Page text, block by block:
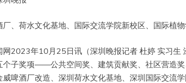
厂、荷水文化基地、国际交流学院新校区、国际植
网2023年10月25日讯（深圳晚报记者 杜婷 实习生
个子奖项——公共空间奖、建筑贡献奖、社区营造
威啤酒厂改造、深圳荷水文化基地、深圳国际交流